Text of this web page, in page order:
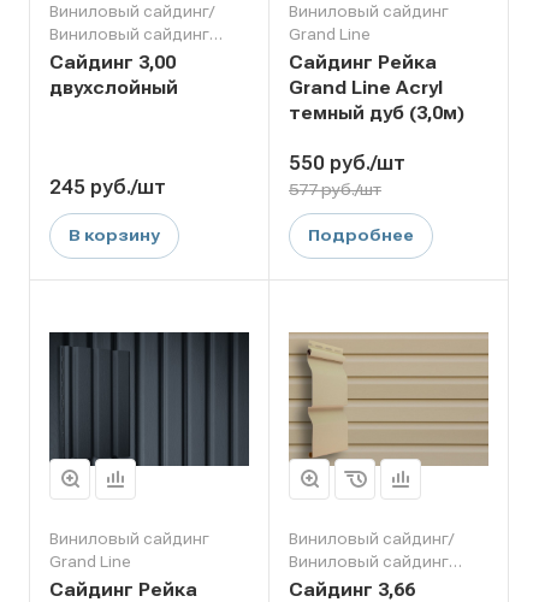
Виниловый сайдинг/
Виниловый сайдинг
Grand Line
Сайдинг 3,00
двухслойный
245 руб./шт
В корзину
Виниловый сайдинг
Grand Line
Сайдинг Рейка
Grand Line Acryl
темный дуб (3,0м)
550 руб./шт
577 руб./шт
Подробнее
Виниловый сайдинг
Grand Line
Сайдинг Рейка
Виниловый сайдинг/
Виниловый сайдинг
Grand Line
Сайдинг 3,66